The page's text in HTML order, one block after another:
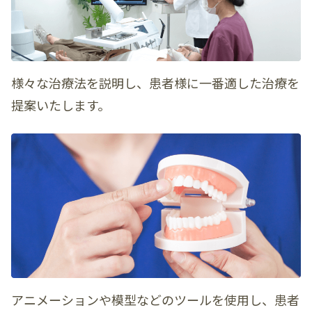
様々な治療法を説明し、患者様に一番適した治療を
提案いたします。
アニメーションや模型などのツールを使用し、患者